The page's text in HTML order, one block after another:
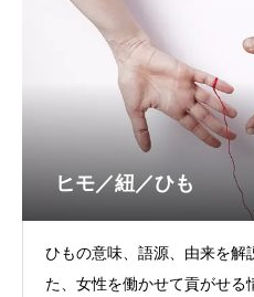
ヒモ／紐／ひも
ひもの意味、語源、由来を解
た、女性を働かせて貢がせる